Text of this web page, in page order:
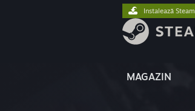
MAGAZIN
Instalează Steam